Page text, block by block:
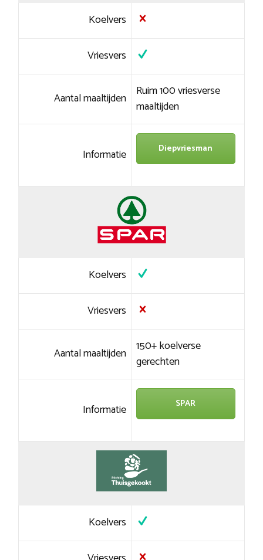
Koelvers
Vriesvers
Aantal maaltijden Ruim 100 vriesverse
maaltijden
Informatie Diepvriesman
Koelvers
Vriesvers
Aantal maaltijden 150+ koelverse
gerechten
Informatie SPAR
Koelvers